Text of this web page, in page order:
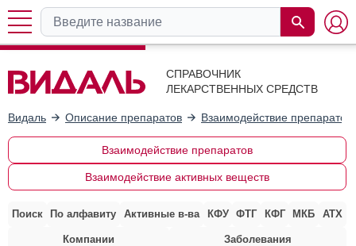
СПРАВОЧНИК
ЛЕКАРСТВЕННЫХ СРЕДСТВ
Видаль Описание препаратов Взаимодействие препаратов
Взаимодействие препаратов
Взаимодействие активных веществ
Поиск По алфавиту Активные в-ва КФУ ФТГ КФГ МКБ АТХ
Компании Заболевания